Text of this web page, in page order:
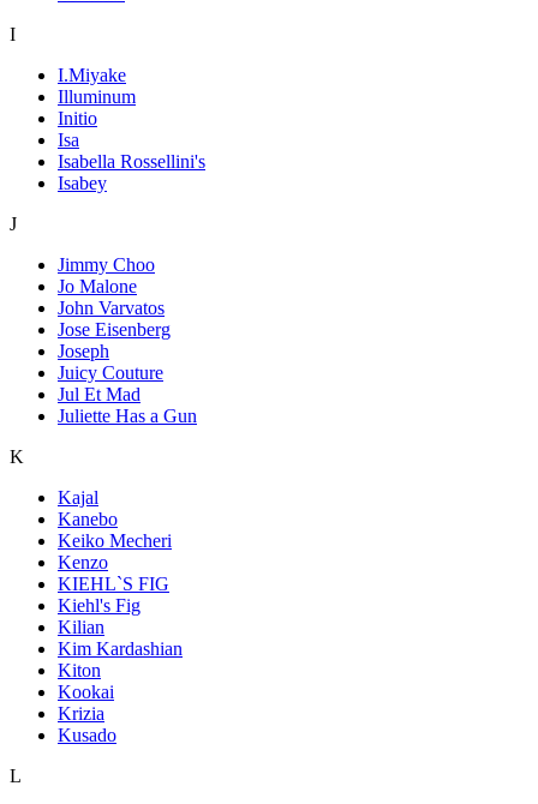
I
I.Miyake
Illuminum
Initio
Isa
Isabella Rossellini's
Isabey
J
Jimmy Choo
Jo Malone
John Varvatos
Jose Eisenberg
Joseph
Juicy Couture
Jul Et Mad
Juliette Has a Gun
K
Kajal
Kanebo
Keiko Mecheri
Kenzo
KIEHL`S FIG
Kiehl's Fig
Kilian
Kim Kardashian
Kiton
Kookai
Krizia
Kusado
L